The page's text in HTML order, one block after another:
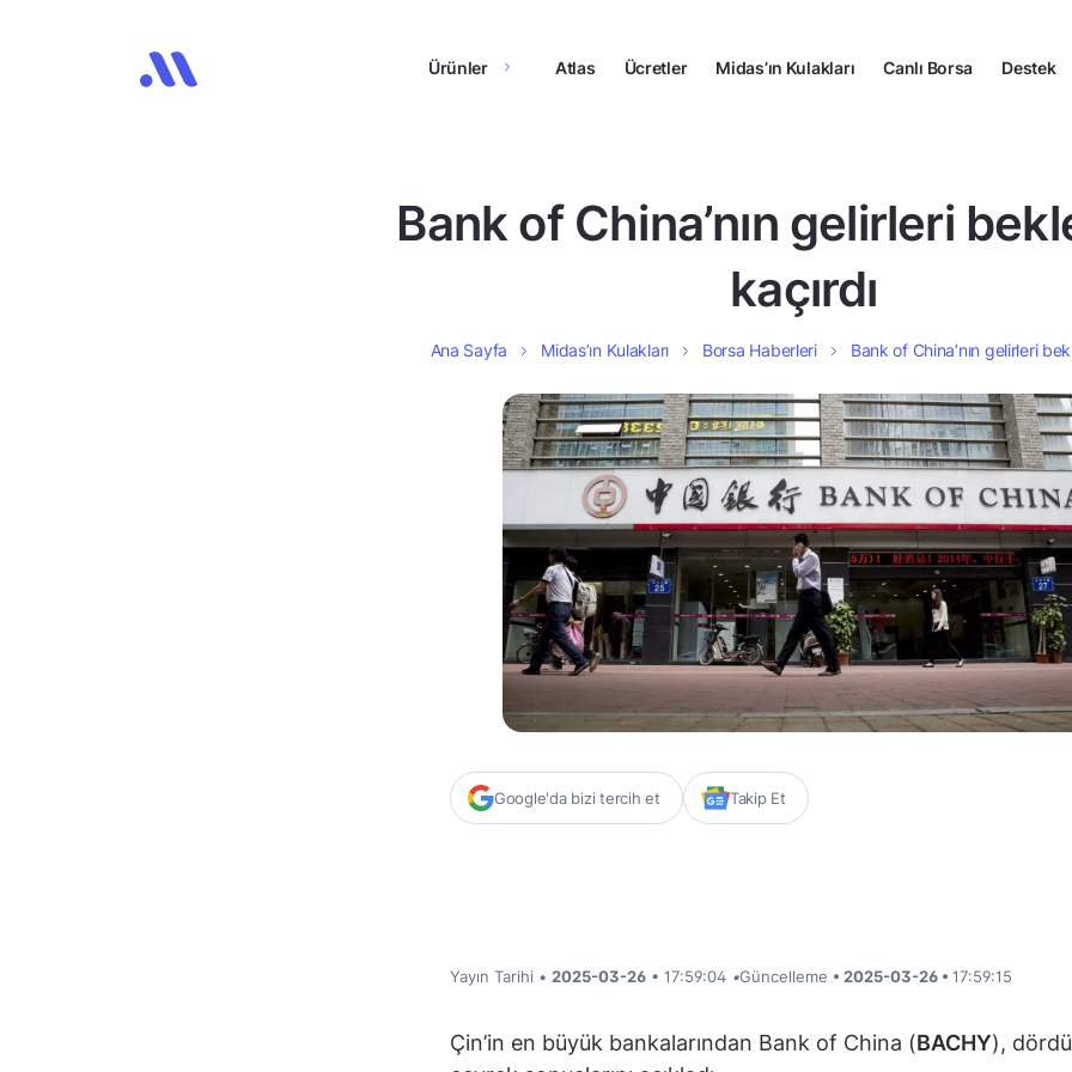
Ürünler Atlas Ücretler Midas’ın Kulakları Canlı Borsa Destek
Bank of China’nın gelirleri
kaçırdı
Ana Sayfa Midas’ın Kulakları Borsa Haberleri Bank of China’nın gelirleri
Google'da bizi tercih et Takip Et
Yayın Tarihi • 2025-03-26 • 17:59:04 •Güncelleme • 2025-03-26 • 17:59:15
Çin’in en büyük bankalarından Bank of China (BACHY),